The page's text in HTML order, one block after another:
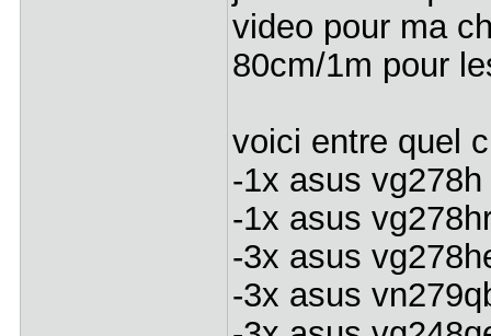
video pour ma
80cm/1m pour
voici entre quel
-1x asus vg278h
-1x asus
-3x asus
-3x asus